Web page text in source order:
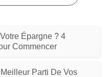
Épargne ? 4
Commencer
Parti De Vos